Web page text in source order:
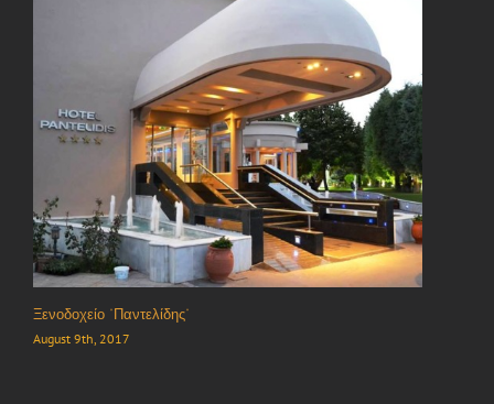
Ξενοδοχείο “Παντελίδης”
August 9th, 2017